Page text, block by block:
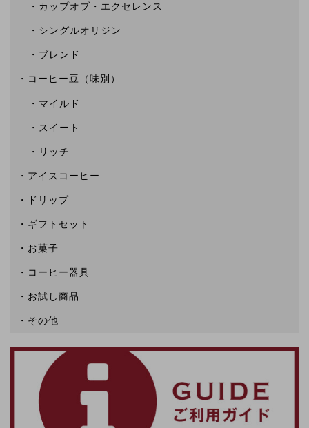
カップオブ・エクセレンス
シングルオリジン
ブレンド
コーヒー豆（味別）
マイルド
スイート
リッチ
アイスコーヒー
ドリップ
ギフトセット
お菓子
コーヒー器具
お試し商品
その他